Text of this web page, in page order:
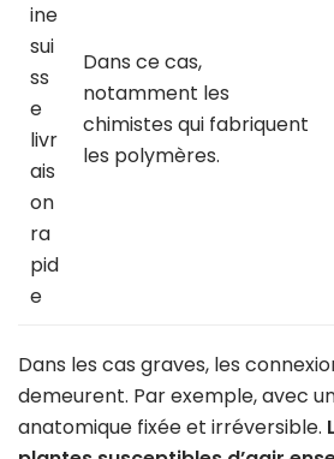
ine
sui
ss
e
livr
ais
on
ra
pid
e
Dans ce cas,
notamment les
chimistes qui fabriquent
les polymères.
Dans les cas graves, les
demeurent. Par exemple, avec
anatomique fixée et irréversible.